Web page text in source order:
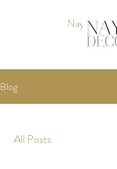
Naya Decor
Blog
All Posts